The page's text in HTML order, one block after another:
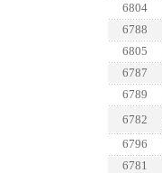
6804
6788
6805
6787
6789
6782
6796
6781